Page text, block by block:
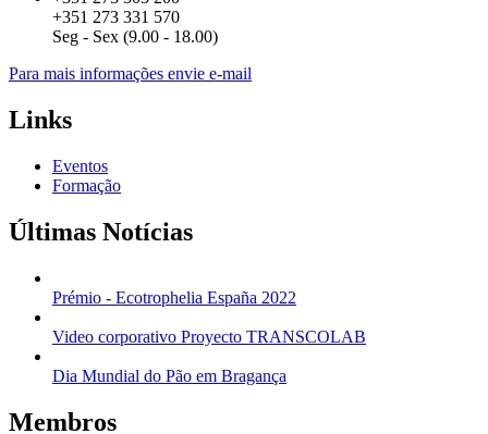
+351 273 331 570
Seg - Sex (9.00 - 18.00)
Para mais informações envie e-mail
Links
Eventos
Formação
Últimas Notícias
Prémio - Ecotrophelia España 2022
Video corporativo Proyecto TRANSCOLAB
Dia Mundial do Pão em Bragança
Membros